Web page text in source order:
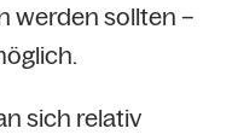
werden sollten –
sich relativ